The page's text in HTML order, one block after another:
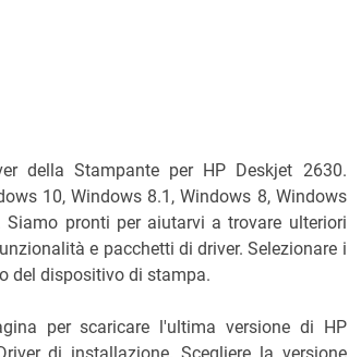
della Stampante per HP Deskjet 2630.
10, Windows 8.1, Windows 8, Windows
pronti per aiutarvi a trovare ulteriori
e pacchetti di driver. Selezionare i
del dispositivo di stampa.
per scaricare l'ultima versione di HP